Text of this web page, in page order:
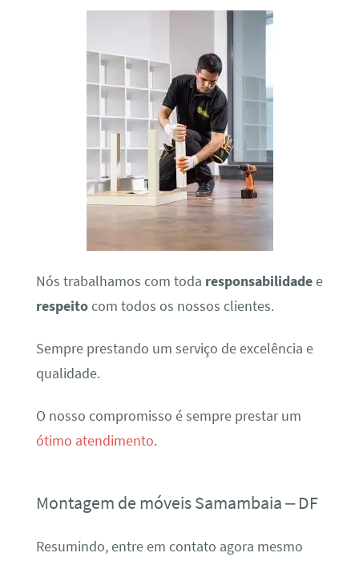
Nós trabalhamos com toda responsabilidadee
respeitocom todos os nossos clientes.
Sempre prestando um serviço de excelência e
qualidade.
O nosso compromisso é sempre prestar um
ótimo atendimento.
Montagem de móveis Samambaia – DF
Resumindo, entre em contato agora mesmo